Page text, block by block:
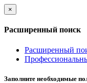
×
Расширенный поиск
Расширенный
Заполните необходимые